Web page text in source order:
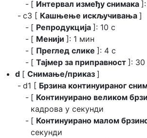
[ Интервал између снимака
c3 [ Кашњење искључивања ]
[ Репродукција ]: 10 с
[ Менији ]: 1 мин
[ Преглед слике ]: 4 с
[ Тајмер за приправност ]: 30
d [ Снимање/приказ ]
d1 [ Брзина континуираног
[ Континуирано великом
кадрова у секунди
[ Континуирано малом
секунди